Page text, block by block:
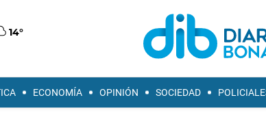
14°
ECONOMÍA OPINIÓN SOCIEDAD